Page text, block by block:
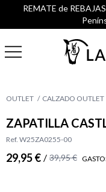
REMATE de
OUTLET CALZADO OUTLET
ZAPATILLA
Ref. W25ZA0255-00
29,95 € / 39,95 €